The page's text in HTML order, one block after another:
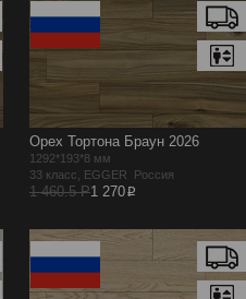
Орех Тортона Браун 2026
1292*193*8 мм
33 класс, EGGER Россия
1 460.5 Р1 270p